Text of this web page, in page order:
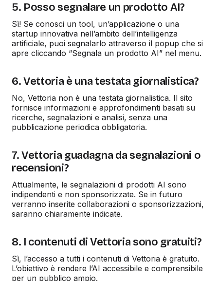
5. Posso segnalare un prodotto AI?
Sì! Se conosci un tool, un’applicazione o una
startup innovativa nell’ambito dell’intelligenza
artificiale, puoi segnalarlo attraverso il popup che si
apre cliccando “Segnala un prodotto AI” nel menu.
6. Vettoria è una testata giornalistica?
No, Vettoria non è una testata giornalistica. Il sito
fornisce informazioni e approfondimenti basati su
ricerche, segnalazioni e analisi, senza una
pubblicazione periodica obbligatoria.
7. Vettoria guadagna da segnalazioni o
recensioni?
Attualmente, le segnalazioni di prodotti AI sono
indipendenti e non sponsorizzate. Se in futuro
verranno inserite collaborazioni o sponsorizzazioni,
saranno chiaramente indicate.
8. I contenuti di Vettoria sono gratuiti?
Sì, l’accesso a tutti i contenuti di Vettoria è gratuito.
L’obiettivo è rendere l’AI accessibile e comprensibile
per un pubblico ampio.